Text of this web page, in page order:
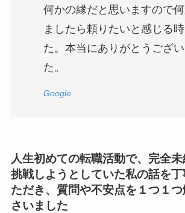
何かの縁だと思いますので
ましたら頼りたいと感じる
た。本当にありがとうござ
た。
Google
人生初めての転職活動で、完全
挑戦しようとしていた私の話を
ただき、質問や不安点を１つ１
さいました